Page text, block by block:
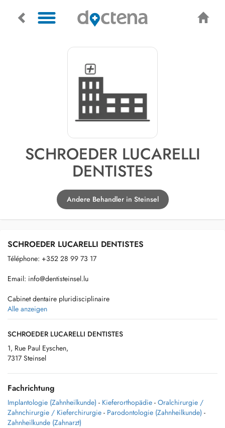
SCHROEDER LUCARELLI
DENTISTES
Andere Behandler in Steinsel
SCHROEDER LUCARELLI DENTISTES
Téléphone: +352 28 99 73 17
Email: info@dentisteinsel.lu
Cabinet dentaire pluridisciplinaire
- Soins enfants et adultes
- Chirurgie dentaire
- Parodontie
Consultations sur rdv
Alle anzeigen
SCHROEDER LUCARELLI DENTISTES
1, Rue Paul Eyschen,
7317 Steinsel
Fachrichtung
Implantologie (Zahnheilkunde) - Kieferorthopädie - Oralchirurgie /
Zahnchirurgie / Kieferchirurgie - Parodontologie (Zahnheilkunde) -
Zahnheilkunde (Zahnarzt)